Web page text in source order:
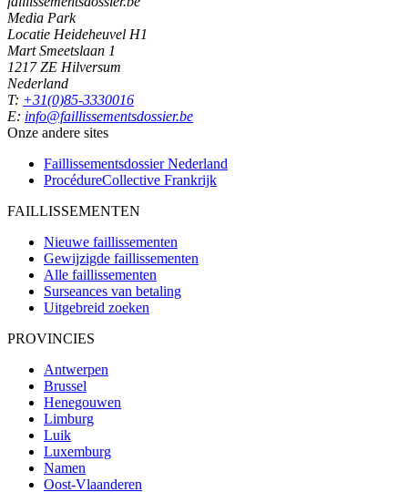
Media Park
Locatie Heideheuvel H1
Mart Smeetslaan 1
1217 ZE Hilversum
Nederland
T: +31(0)85-3330016
E: info@faillissementsdossier.be
Onze andere sites
Faillissementsdossier Nederland
ProcédureCollective Frankrijk
FAILLISSEMENTEN
Nieuwe faillissementen
Gewijzigde faillissementen
Alle faillissementen
Surseances van betaling
Uitgebreid zoeken
PROVINCIES
Antwerpen
Brussel
Henegouwen
Limburg
Luik
Luxemburg
Namen
Oost-Vlaanderen